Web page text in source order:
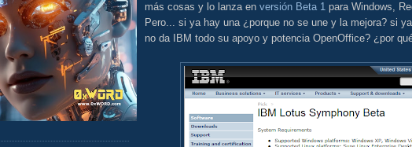
más cosas y lo lanza en versión Beta 1 para Windows,
Pero... si ya hay una ¿porque no se une y la mejora? si
no da IBM todo su apoyo y potencia OpenOffice? ¿por